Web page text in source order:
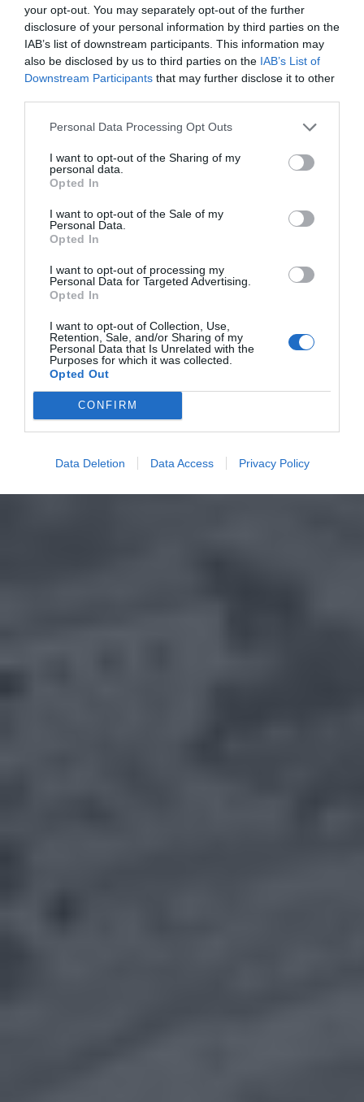
your opt-out. You may separately opt-out of the further
disclosure of your personal information by third parties on the
IAB’s list of downstream participants. This information may
also be disclosed by us to third parties on the IAB’s List of
Downstream Participants that may further disclose it to other
Personal Data Processing Opt Outs
I want to opt-out of the Sharing of my
personal data.
Opted In
I want to opt-out of the Sale of my
Personal Data.
Opted In
I want to opt-out of processing my
Personal Data for Targeted Advertising.
Opted In
I want to opt-out of Collection, Use,
Retention, Sale, and/or Sharing of my
Personal Data that Is Unrelated with the
Purposes for which it was collected.
Opted Out
CONFIRM
Data Deletion Data Access Privacy Policy